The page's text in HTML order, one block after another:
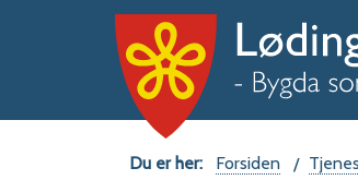
Du Forsiden